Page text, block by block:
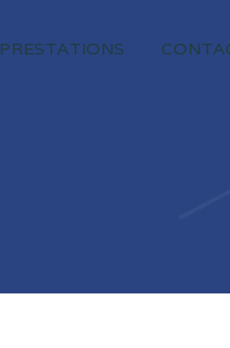
PRESTATIONS